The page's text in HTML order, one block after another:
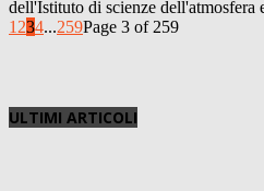
dell'Istituto di scienze dell'atmosfera
1 234...259Page 3 of 259
ULTIMI ARTICOLI